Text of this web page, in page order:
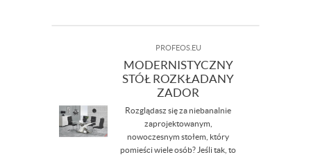
PROFEOS.EU
MODERNISTYCZNY
STÓŁ ROZKŁADANY
ZADOR
Rozglądasz się za niebanalnie
zaprojektowanym,
nowoczesnym stołem, który
pomieści wiele osób? Jeśli tak, to